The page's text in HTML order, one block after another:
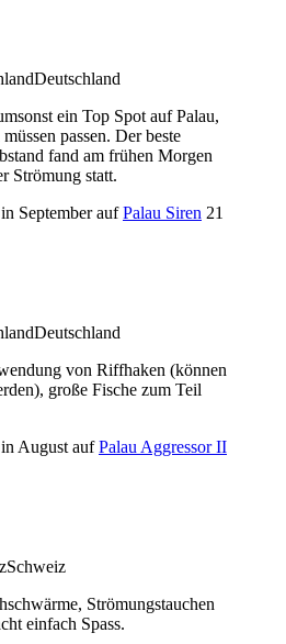
Deutschland
ein Top Spot auf Palau,
passen. Der beste
fand am frühen Morgen
Strömung statt.
September aufPalau Siren 21
Deutschland
von Riffhaken (können
große Fische zum Teil
August aufPalau Aggressor II
Schweiz
Strömungstauchen
einfach Spass.